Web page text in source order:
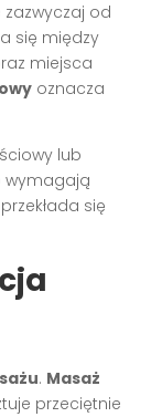
zazwyczaj od
się między
miejsca
oznacza
lub
wymagają
się
. Masaż
przeciętnie